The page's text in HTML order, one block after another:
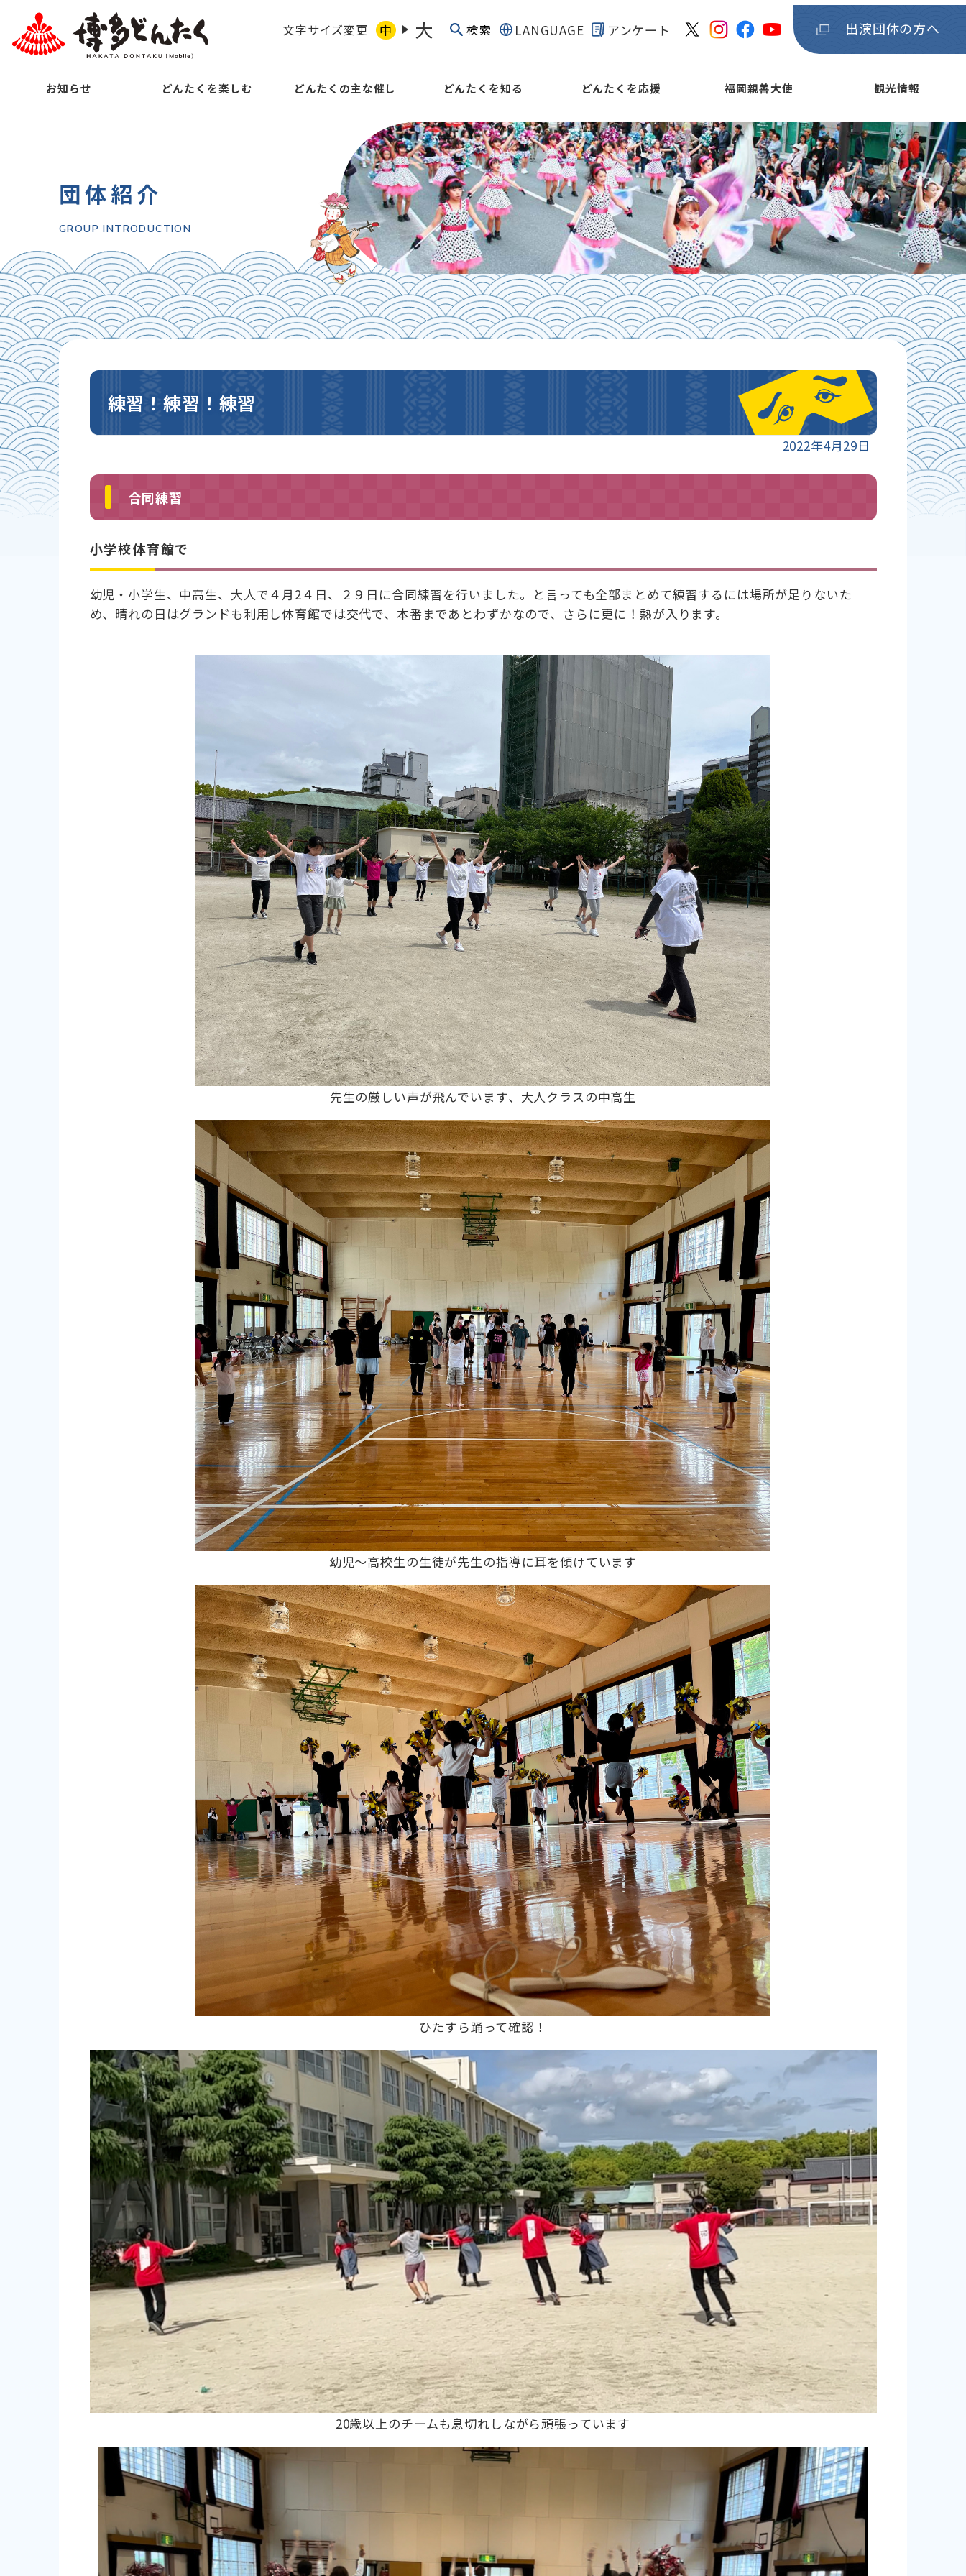
文字サイズ変更 中 大 検索 LANGUAGE アンケート 出演団体の方へ
お知らせ どんたくを楽しむ どんたくの主な催し どんたくを知る どんたくを応援 福岡親善大使 観光情報
団体紹介
GROUP INTRODUCTION
練習！練習！練習
2022年4月29日
合同練習
小学校体育館で
幼児・小学生、中高生、大人で４月2４日、２９日に合同練習を行いました。と言っても全部まとめて練習するには場所が足りないた
め、晴れの日はグランドも利用し体育館では交代で、本番まであとわずかなので、さらに更に！熱が入ります。
先生の厳しい声が飛んでいます、大人クラスの中高生
幼児〜高校生の生徒が先生の指導に耳を傾けています
ひたすら踊って確認！
20歳以上のチームも息切れしながら頑張っています